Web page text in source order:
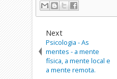
Next
Psicologia - As
mentes - a mente
física, a mente local e
a mente remota.